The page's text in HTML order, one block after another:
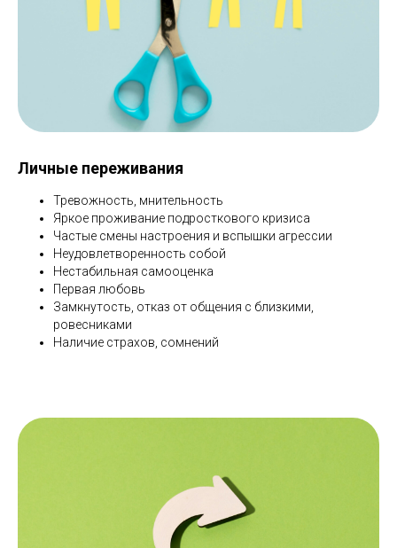
Личные переживания
Тревожность, мнительность
Яркое проживание подросткового кризиса
Частые смены настроения и вспышки агрессии
Неудовлетворенность собой
Нестабильная самооценка
Первая любовь
Замкнутость, отказ от общения с близкими,
ровесниками
Наличие страхов, сомнений